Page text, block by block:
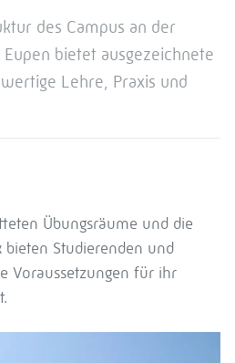
des Campus an der
bietet ausgezeichnete
Lehre, Praxis und
Übungsräume und die
Studierenden und
Voraussetzungen für ihr